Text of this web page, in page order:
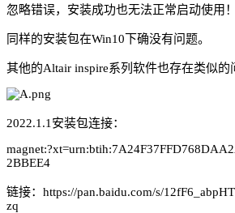
忽略错误，安装成功也无法正常启动使用！
同样的安装包在Win10下确没有问题。
其他的Altair inspire系列软件也存在类似的
2022.1.1安装包连接：
2BBEE4
链接：https://pan.baidu.com/s/
zq